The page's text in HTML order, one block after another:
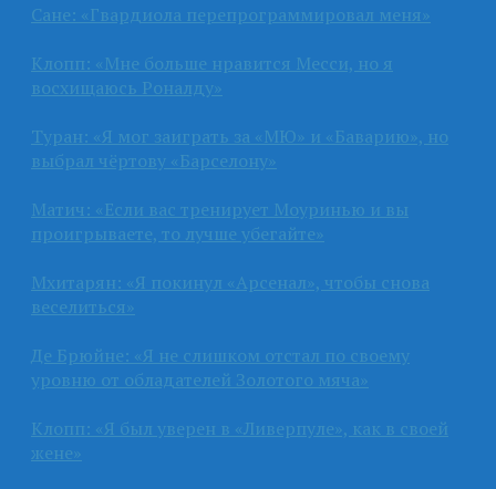
Сане: «Гвардиола перепрограммировал меня»
Клопп: «Мне больше нравится Месси, но я
восхищаюсь Роналду»
Туран: «Я мог заиграть за «МЮ» и «Баварию», но
выбрал чёртову «Барселону»
Матич: «Если вас тренирует Моуринью и вы
проигрываете, то лучше убегайте»
Мхитарян: «Я покинул «Арсенал», чтобы снова
веселиться»
Де Брюйне: «Я не слишком отстал по своему
уровню от обладателей Золотого мяча»
Клопп: «Я был уверен в «Ливерпуле», как в своей
жене»